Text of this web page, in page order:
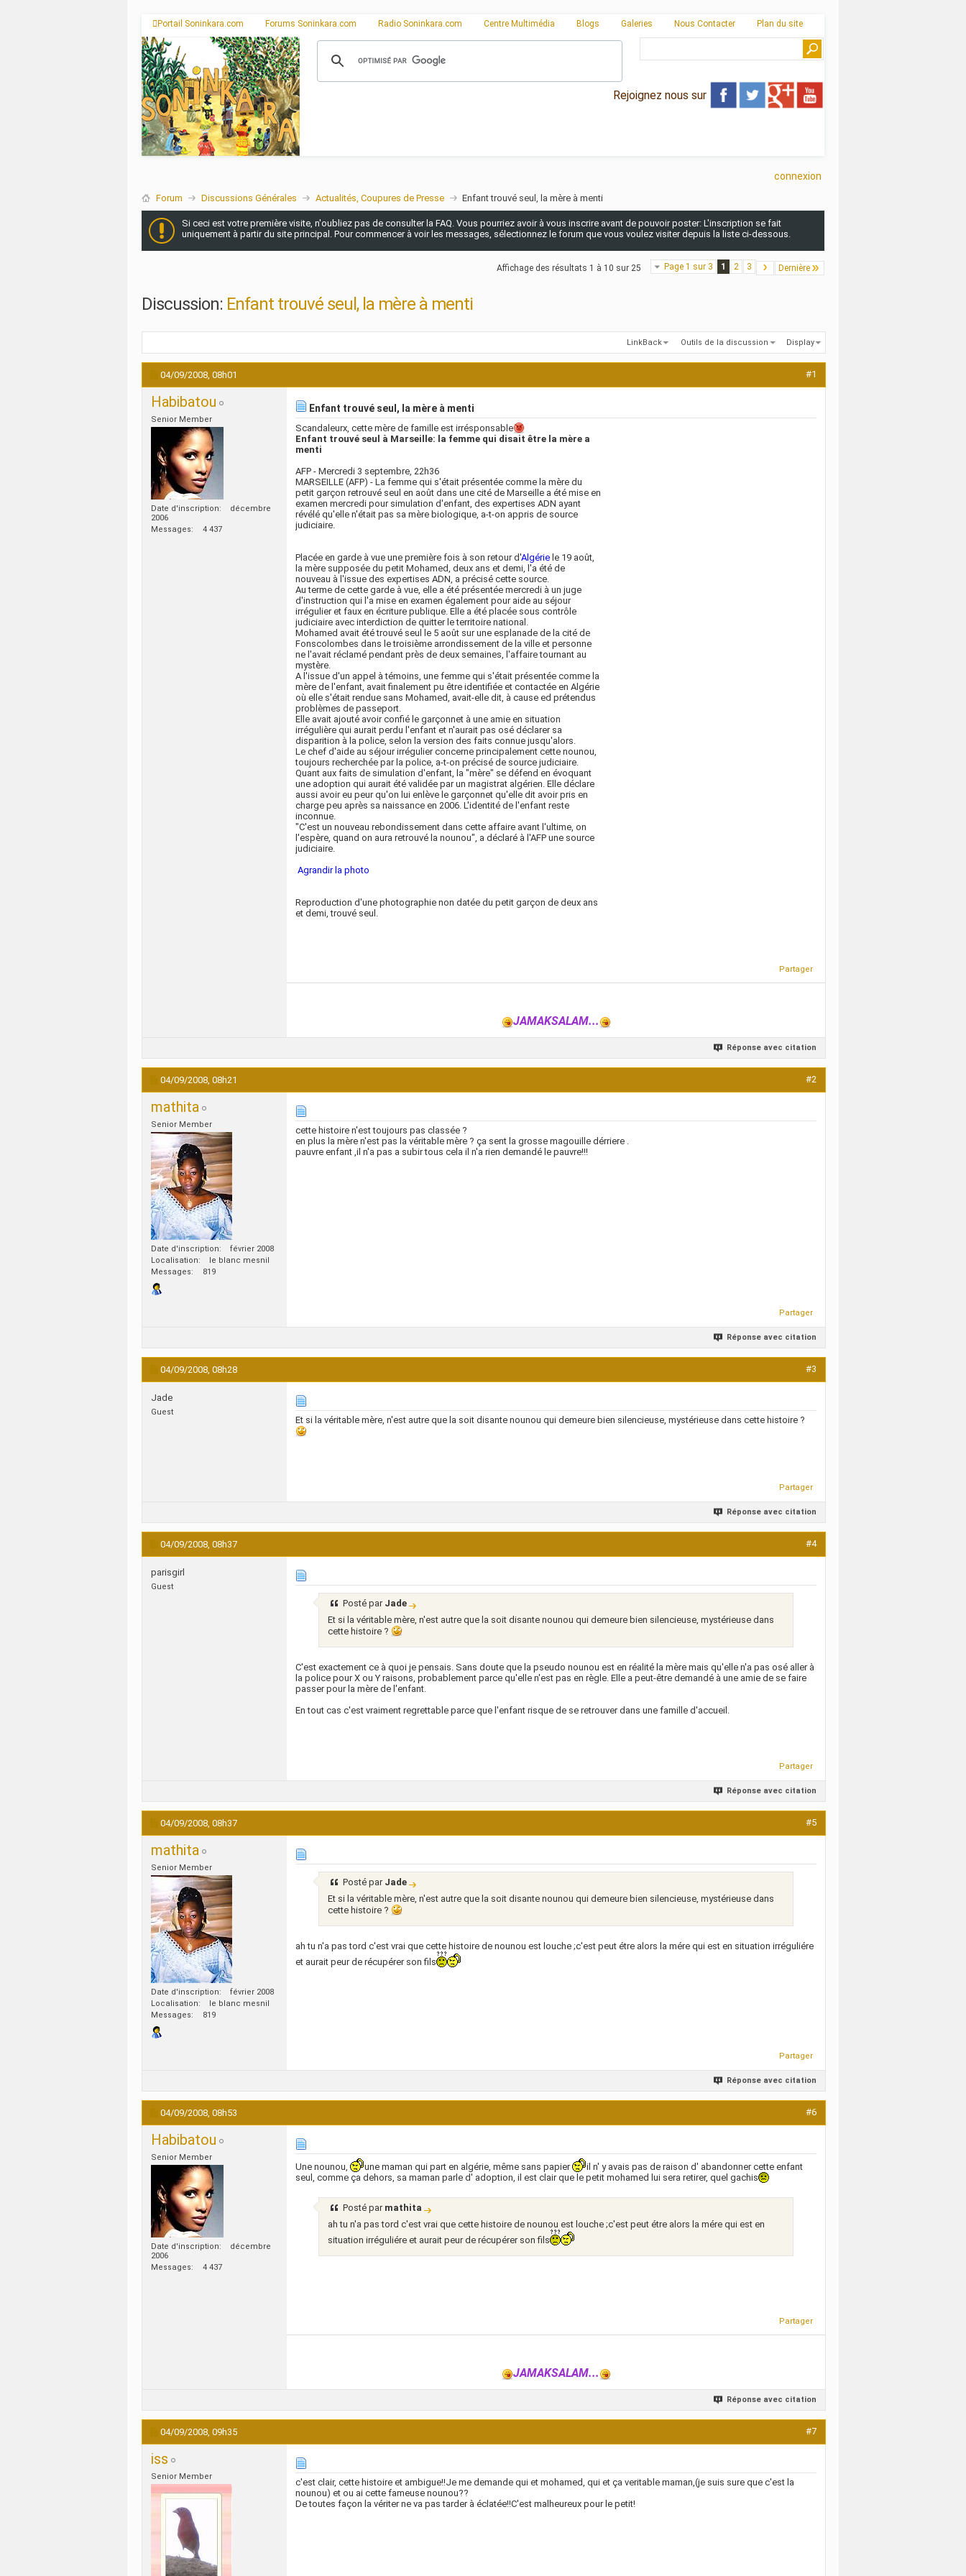
Portail Soninkara.com Forums Soninkara.com Radio Soninkara.com Centre Multimédia Blogs Galeries Nous Contacter Plan du site
Rejoignez nous sur
connexion
Forum Discussions Générales Actualités, Coupures de Presse Enfant trouvé seul, la mère à menti
Si ceci est votre première visite, n'oubliez pas de consulter la FAQ. Vous pourriez avoir à vous inscrire avant de pouvoir poster: L'inscription se fait
uniquement à partir du site principal. Pour commencer à voir les messages, sélectionnez le forum que vous voulez visiter depuis la liste ci-dessous.
Page 1 sur 3 1 2 3 Dernière
Affichage des résultats 1 à 10 sur 25
Discussion: Enfant trouvé seul, la mère à menti
LinkBack Outils de la discussion Display
04/09/2008, 08h01 #1
Habibatou
Senior Member
Date d'inscription
décembre
2006
Messages
4 437
Enfant trouvé seul, la mère à menti
Scandaleurx, cette mère de famille est irrésponsable
Enfant trouvé seul à Marseille: la femme qui disait être la mère a
menti
AFP - Mercredi 3 septembre, 22h36
MARSEILLE (AFP) - La femme qui s'était présentée comme la mère du
petit garçon retrouvé seul en août dans une cité de Marseille a été mise en
examen mercredi pour simulation d'enfant, des expertises ADN ayant
révélé qu'elle n'était pas sa mère biologique, a-t-on appris de source
judiciaire.
Placée en garde à vue une première fois à son retour d'Algérie le 19 août,
la mère supposée du petit Mohamed, deux ans et demi, l'a été de
nouveau à l'issue des expertises ADN, a précisé cette source.
Au terme de cette garde à vue, elle a été présentée mercredi à un juge
d'instruction qui l'a mise en examen également pour aide au séjour
irrégulier et faux en écriture publique. Elle a été placée sous contrôle
judiciaire avec interdiction de quitter le territoire national.
Mohamed avait été trouvé seul le 5 août sur une esplanade de la cité de
Fonscolombes dans le troisième arrondissement de la ville et personne
ne l'avait réclamé pendant près de deux semaines, l'affaire tournant au
mystère.
A l'issue d'un appel à témoins, une femme qui s'était présentée comme la
mère de l'enfant, avait finalement pu être identifiée et contactée en Algérie
où elle s'était rendue sans Mohamed, avait-elle dit, à cause ed prétendus
problèmes de passeport.
Elle avait ajouté avoir confié le garçonnet à une amie en situation
irrégulière qui aurait perdu l'enfant et n'aurait pas osé déclarer sa
disparition à la police, selon la version des faits connue jusqu'alors.
Le chef d'aide au séjour irrégulier concerne principalement cette nounou,
toujours recherchée par la police, a-t-on précisé de source judiciaire.
Quant aux faits de simulation d'enfant, la "mère" se défend en évoquant
une adoption qui aurait été validée par un magistrat algérien. Elle déclare
aussi avoir eu peur qu'on lui enlève le garçonnet qu'elle dit avoir pris en
charge peu après sa naissance en 2006. L'identité de l'enfant reste
inconnue.
"C'est un nouveau rebondissement dans cette affaire avant l'ultime, on
l'espère, quand on aura retrouvé la nounou", a déclaré à l'AFP une source
judiciaire.
Agrandir la photo
Reproduction d'une photographie non datée du petit garçon de deux ans
et demi, trouvé seul.
Partager
JAMAKSALAM...
Réponse avec citation
04/09/2008, 08h21 #2
mathita
Senior Member
Date d'inscription
février 2008
Localisation
le blanc mesnil
Messages
819
cette histoire n'est toujours pas classée ?
en plus la mère n'est pas la véritable mère ? ça sent la grosse magouille dérriere .
pauvre enfant ,il n'a pas a subir tous cela il n'a rien demandé le pauvre!!!
Partager
Réponse avec citation
04/09/2008, 08h28 #3
Jade
Guest
Et si la véritable mère, n'est autre que la soit disante nounou qui demeure bien silencieuse, mystérieuse dans cette histoire ?
Partager
Réponse avec citation
04/09/2008, 08h37 #4
parisgirl
Guest
Posté par Jade
Et si la véritable mère, n'est autre que la soit disante nounou qui demeure bien silencieuse, mystérieuse dans
cette histoire ?
C'est exactement ce à quoi je pensais. Sans doute que la pseudo nounou est en réalité la mère mais qu'elle n'a pas osé aller à
la police pour X ou Y raisons, probablement parce qu'elle n'est pas en règle. Elle a peut-être demandé à une amie de se faire
passer pour la mère de l'enfant.
En tout cas c'est vraiment regrettable parce que l'enfant risque de se retrouver dans une famille d'accueil.
Partager
Réponse avec citation
04/09/2008, 08h37 #5
mathita
Senior Member
Date d'inscription
février 2008
Localisation
le blanc mesnil
Messages
819
Posté par Jade
Et si la véritable mère, n'est autre que la soit disante nounou qui demeure bien silencieuse, mystérieuse dans
cette histoire ?
ah tu n'a pas tord c'est vrai que cette histoire de nounou est louche ;c'est peut étre alors la mére qui est en situation irréguliére
et aurait peur de récupérer son fils
Partager
Réponse avec citation
04/09/2008, 08h53 #6
Habibatou
Senior Member
Date d'inscription
décembre
2006
Messages
4 437
Une nounou, une maman qui part en algérie, même sans papier
il n' y avais pas de raison d' abandonner cette enfant
seul, comme ça dehors, sa maman parle d' adoption, il est clair que le petit mohamed lui sera retirer, quel gachis
Posté par mathita
ah tu n'a pas tord c'est vrai que cette histoire de nounou est louche ;c'est peut étre alors la mére qui est en
situation irréguliére et aurait peur de récupérer son fils
Partager
JAMAKSALAM...
Réponse avec citation
04/09/2008, 09h35 #7
iss
Senior Member
c'est clair, cette histoire et ambigue!!Je me demande qui et mohamed, qui et ça veritable maman,(je suis sure que c'est la
nounou) et ou ai cette fameuse nounou??
De toutes façon la vériter ne va pas tarder à éclatée!!C'est malheureux pour le petit!